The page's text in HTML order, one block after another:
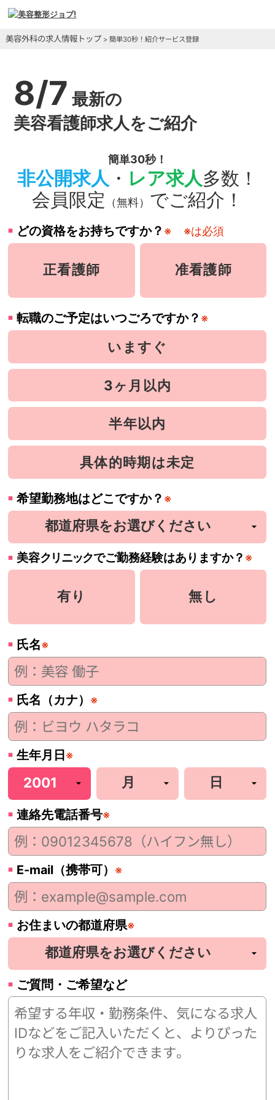
美容外科の求人情報トップ > 簡単30秒！紹介サービス登録
8/7 最新の
美容看護師求人をご紹介
簡単30秒！
非公開求人 ・ レア求人多数！
会員限定
（無料） でご紹介！
どの資格をお持ちですか？ ※ ※は必須
正看護師 准看護師
転職のご予定はいつごろですか？ ※
いますぐ
3ヶ月以内
半年以内
具体的時期は未定
希望勤務地はどこですか？ ※
美容クリニックでご勤務経験はありますか？ ※
有り 無し
氏名※
氏名（カナ） ※
生年月日 ※
連絡先電話番号※
E-mail（携帯可） ※
お住まいの都道府県※
ご質問・ご希望など